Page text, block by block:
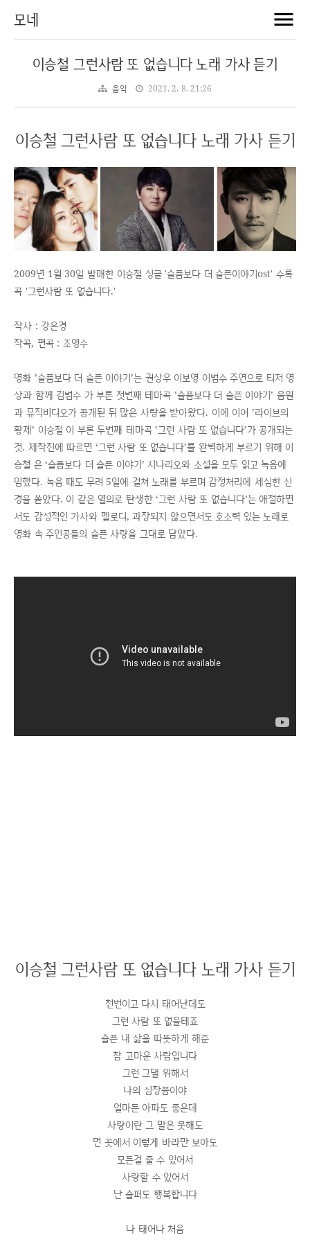
모네
이승철 그런사람 또 없습니다 노래 가사 듣기
음악 2021. 2. 8. 21:26
이승철 그런사람 또 없습니다 노래 가사 듣기
2009년 1월 30일 발매한 이승철 싱글 '슬픔보다 더 슬픈이야기ost' 수록
곡 '그런사람 또 없습니다.'
작사 : 강은경
작곡, 편곡 : 조영수
영화 ’슬픔보다 더 슬픈 이야기’는 권상우 이보영 이범수 주연으로 티저 영
상과 함께 김범수 가 부른 첫번째 테마곡 ’슬픔보다 더 슬픈 이야기’ 음원
과 뮤직비디오가 공개된 뒤 많은 사랑을 받아왔다. 이에 이어 ’라이브의
황제’ 이승철 이 부른 두번째 테마곡 ’그런 사람 또 없습니다’가 공개되는
것. 제작진에 따르면 ‘그런 사람 또 없습니다’를 완벽하게 부르기 위해 이
승철 은 ‘슬픔보다 더 슬픈 이야기’ 시나리오와 소설을 모두 읽고 녹음에
임했다. 녹음 때도 무려 5일에 걸쳐 노래를 부르며 감정처리에 세심한 신
경을 쏟았다. 이 같은 열의로 탄생한 ‘그런 사람 또 없습니다’는 애절하면
서도 감성적인 가사와 멜로디, 과장되지 않으면서도 호소력 있는 노래로
영화 속 주인공들의 슬픈 사랑을 그대로 담았다.
이승철 그런사람 또 없습니다 노래 가사 듣기
천번이고 다시 태어난데도
그런 사람 또 없을테죠
슬픈 내 삶을 따뜻하게 해준
참 고마운 사람입니다
그런 그댈 위해서
나의 심장쯤이야
얼마든 아파도 좋은데
사랑이란 그 말은 못해도
먼 곳에서 이렇게 바라만 보아도
모든걸 줄 수 있어서
사랑할 수 있어서
난 슬퍼도 행복합니다
나 태어나 처음